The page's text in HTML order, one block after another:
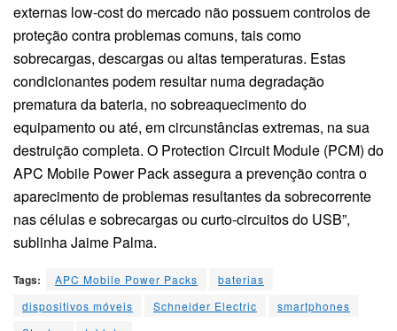
externas low-cost do mercado não possuem controlos de
proteção contra problemas comuns, tais como
sobrecargas, descargas ou altas temperaturas. Estas
condicionantes podem resultar numa degradação
prematura da bateria, no sobreaquecimento do
equipamento ou até, em circunstâncias extremas, na sua
destruição completa. O Protection Circuit Module (PCM) do
APC Mobile Power Pack assegura a prevenção contra o
aparecimento de problemas resultantes da sobrecorrente
nas células e sobrecargas ou curto-circuitos do USB”,
sublinha Jaime Palma.
Tags: APC Mobile Power Packs
baterias
dispositivos móveis
Schneider Electric
smartphones